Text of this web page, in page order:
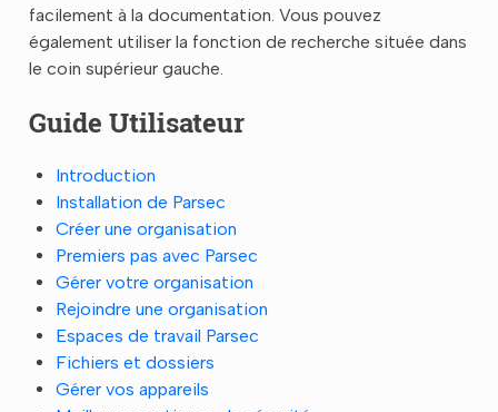
facilement à la documentation. Vous pouvez
également utiliser la fonction de recherche située dans
le coin supérieur gauche.
Guide Utilisateur
Introduction
Installation de Parsec
Créer une organisation
Premiers pas avec Parsec
Gérer votre organisation
Rejoindre une organisation
Espaces de travail Parsec
Fichiers et dossiers
Gérer vos appareils